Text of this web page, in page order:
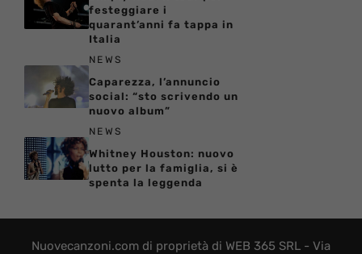
festeggiare i
quarant’anni fa tappa in
Italia
NEWS
Caparezza, l’annuncio
social: “sto scrivendo un
nuovo album”
NEWS
Whitney Houston: nuovo
lutto per la famiglia, si è
spenta la leggenda
Nuovecanzoni.com di proprietà di WEB 365 SRL - Via